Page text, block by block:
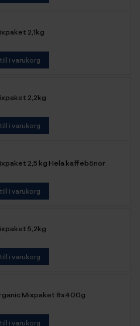
2,1kg
i varukorg
2,2kg
i varukorg
2,5 kg Hela kaffebönor
i varukorg
5,2kg
i varukorg
Mixpaket 8x400g
i varukorg